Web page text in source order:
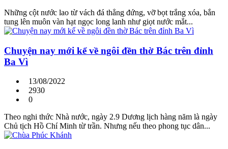
Những cột nước lao từ vách đá thẳng đứng, vỡ bọt trắng xóa, bắn
tung lên muôn vàn hạt ngọc long lanh như giọt nước mắt...
Chuyện nay mới kể về ngôi đền thờ Bác trên đỉnh
Ba Vì
13/08/2022
2930
0
Theo nghi thức Nhà nước, ngày 2.9 Dương lịch hàng năm là ngày
Chủ tịch Hồ Chí Minh từ trần. Nhưng nếu theo phong tục dân...